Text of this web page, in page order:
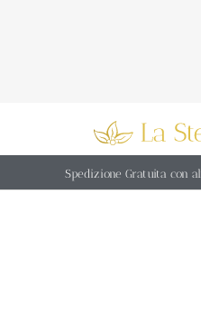
Spedizione Gratuita con